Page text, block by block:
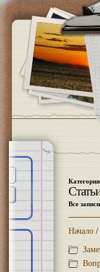
Категория
Все
Начало /